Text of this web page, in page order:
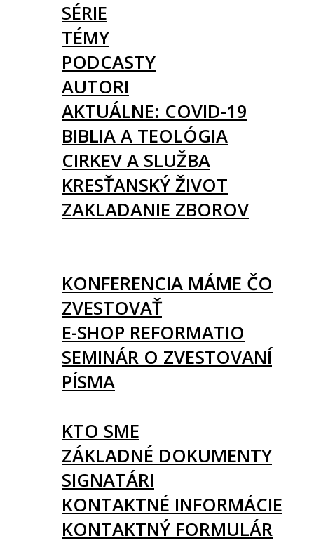
SÉRIE
TÉMY
PODCASTY
AUTORI
AKTUÁLNE: COVID-19
BIBLIA A TEOLÓGIA
CIRKEV A SLUŽBA
KRESŤANSKÝ ŽIVOT
ZAKLADANIE ZBOROV
KONFERENCIA MÁME ČO
ZVESTOVAŤ
E-SHOP REFORMATIO
SEMINÁR O ZVESTOVANÍ
PÍSMA
KTO SME
ZÁKLADNÉ DOKUMENTY
SIGNATÁRI
KONTAKTNÉ INFORMÁCIE
KONTAKTNÝ FORMULÁR